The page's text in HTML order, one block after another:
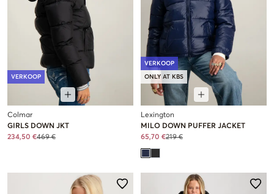
VERKOOP
Colmar
GIRLS DOWN JKT
234,50 €469 €
VERKOOP
ONLY AT KBS
Lexington
MILO DOWN PUFFER JACKET
65,70 €219 €